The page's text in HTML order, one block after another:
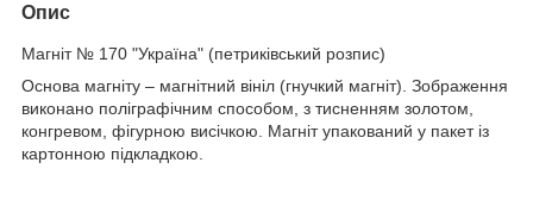
Опис
Магніт № 170 "Україна" (петриківський розпис)
Основа магніту – магнітний вініл (гнучкий магніт). Зображення
виконано поліграфічним способом, з тисненням золотом,
конгревом, фігурною висічкою. Магніт упакований у пакет із
картонною підкладкою.